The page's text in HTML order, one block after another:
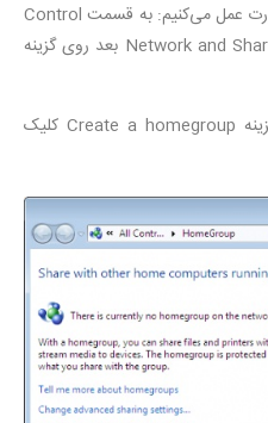
به این صورت عمل می‌کنیم: به قسمت Control
Panel می‌رویم قسمت Network and Sharing Center بعد روی گزینه
پنجره زیر باز می‌شود و بعد روی گزینه Create a homegroup کلیک